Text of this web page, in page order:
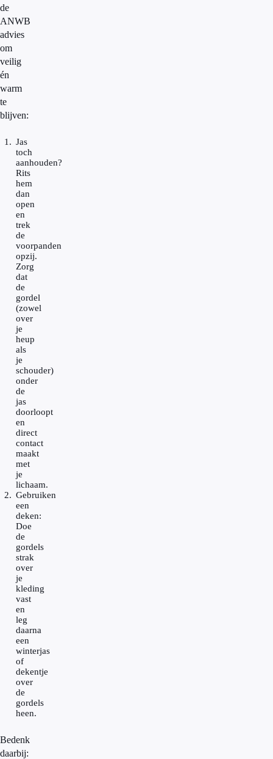
de
ANWB
advies
om
veilig
én
warm
te
blijven:
Jas
toch
aanhouden?
Rits
hem
dan
open
en
trek
de
voorpanden
opzij.
Zorg
dat
de
gordel
(zowel
over
je
heup
als
je
schouder)
onder
de
jas
doorloopt
en
direct
contact
maakt
met
je
lichaam.
Gebruiken
een
deken:
Doe
de
gordels
strak
over
je
kleding
vast
en
leg
daarna
een
winterjas
of
dekentje
over
de
gordels
heen.
Bedenk
daarbij: